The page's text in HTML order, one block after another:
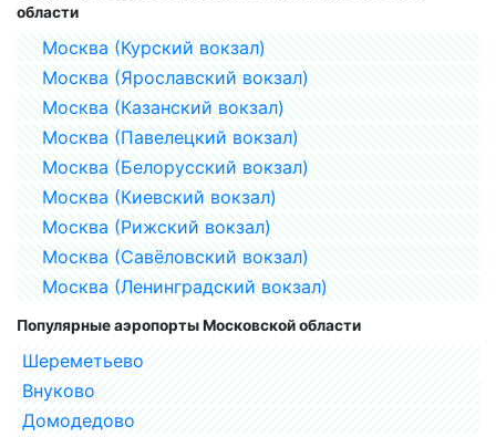
области
Москва (Курский вокзал)
Москва (Ярославский вокзал)
Москва (Казанский вокзал)
Москва (Павелецкий вокзал)
Москва (Белорусский вокзал)
Москва (Киевский вокзал)
Москва (Рижский вокзал)
Москва (Савёловский вокзал)
Москва (Ленинградский вокзал)
Популярные аэропорты Московской области
Шереметьево
Внуково
Домодедово